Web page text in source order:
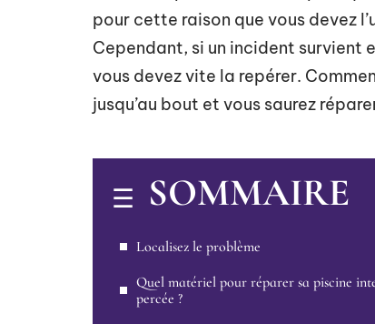
pour cette raison que vous devez
Cependant, si un incident survient
vous devez vite la repérer.
jusqu’au bout et vous saurez
SOMMAIRE
Localisez le problème
Quel matériel pour réparer sa piscine
percée ?